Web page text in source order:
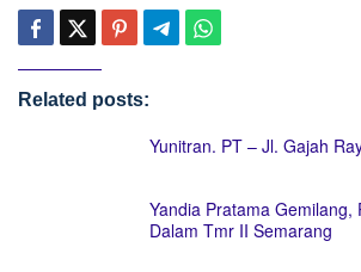
Related posts:
Yunitran. PT – Jl. Gajah
Yandia Pratama Gemilang,
Dalam Tmr II Semarang